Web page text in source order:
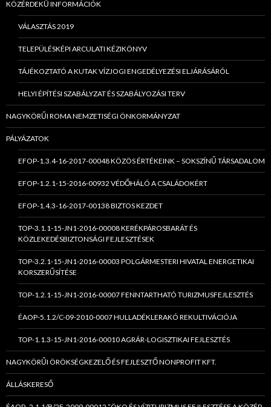
KÖZÉRDEKŰ INFORMÁCIÓK
VÁLASZTÁS 2019
TELEPÜLÉSKÉPI ARCULATI KÉZIKÖNYV
TÁJÉKOZTATÓ A KUTAK VÍZJOGI ENGEDÉLYEZÉSI ELJÁRÁSÁRÓL
HELYI ÉPÍTÉSI SZABÁLYZAT ÉS SZABÁLYOZÁSI TERV
NAGYKÖRŰI ROMA NEMZETISÉGI ÖNKORMÁNYZAT
PÁLYÁZATOK
EFOP-1.3.4-16-2017-00048 KÖZÖS ÉRTÉKEINK – SOKSZÍNŰ TÁRSADALOM
EFOP-1.2.1-15-2016-00932 VÉDŐHÁLÓ A CSALÁDOKÉRT
EFOP-1.4.3-16-2017-00138 BIZTOS KEZDET
TOP-3.1.1-15-JN1-2016-00008 KERÉKPÁROSBARÁT ÉS
KÖZLEKEDÉSBIZTONSÁGI FEJLESZTÉSEK
TOP-3.2.1-15-JN1-2016-00003 POLGÁRMESTERI HIVATAL ENERGETIKAI
KORSZERŰSÍTÉSE
TOP-1.2.1-15-JN1-2016-00007 FENNTARTHATÓ TURIZMUSFEJLESZTÉS
ÉAOP-5.1.2/C-09-2010-0007 HULLADÉKLERAKÓ REKULTIVÁCIÓJA
TOP-1.1.3-15-JN1-2016-00010 AGRÁR-LOGISZTIKAI FEJLESZTÉS
NAGYKÖRŰI ÖRÖKSÉGKEZELŐ ÉS FEJLESZTŐ NONPROFIT KFT.
ÁLLÁSKERESŐ